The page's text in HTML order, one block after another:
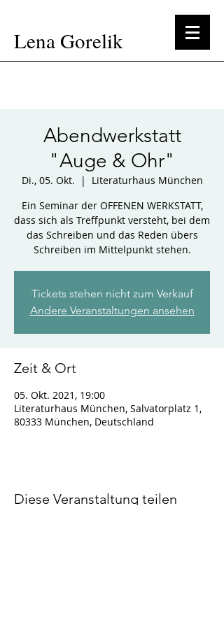
Lena Gorelik
Abendwerkstatt
"Auge & Ohr"
Di., 05. Okt.
  |
Literaturhaus München
Ein Seminar der OFFENEN WERKSTATT,
dass sich als Treffpunkt versteht, bei dem
das Schreiben und das Reden übers
Schreiben im Mittelpunkt stehen.
Tickets stehen nicht zum Verkauf
Andere Veranstaltungen ansehen
Zeit & Ort
05. Okt. 2021, 19:00
Literaturhaus München, Salvatorplatz 1,
80333 München, Deutschland
Diese Veranstaltung teilen